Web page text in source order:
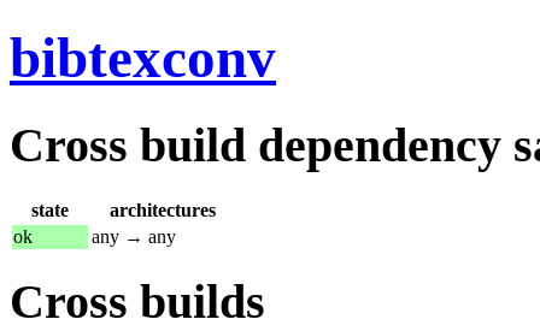
bibtexconv
Cross build dependency
state
architectures
ok
any → any
Cross builds